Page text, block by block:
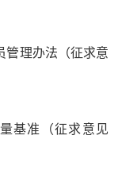
管理办法（征求意
基准（征求意见